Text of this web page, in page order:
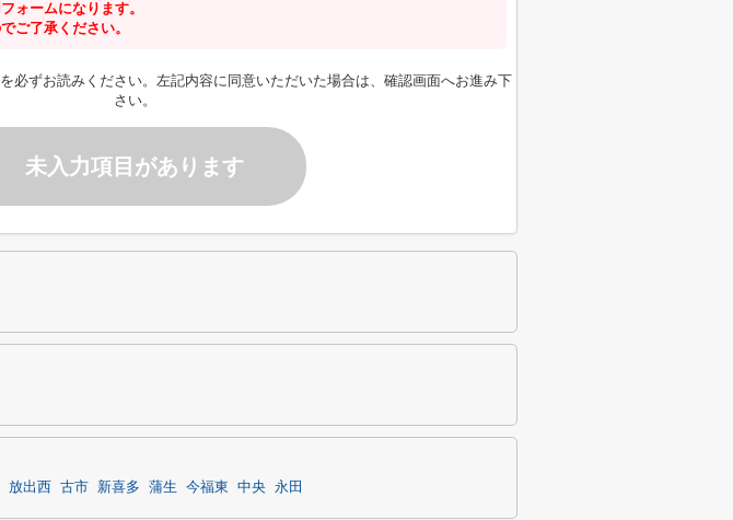
ォームになります。
ご了承ください。
を必ずお読みください。左記内容に同意いただいた場合は、確認画面へお進み下
さい。
未入力項目があります
放出西 古市 新喜多 蒲生 今福東 中央 永田